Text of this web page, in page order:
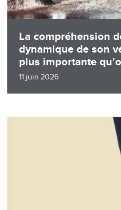
La compréhension
dynamique de son
plus importante
11 juin 2026